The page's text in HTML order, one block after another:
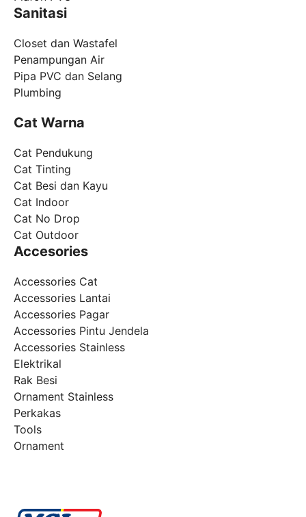
Sanitasi
Closet dan Wastafel
Penampungan Air
Pipa PVC dan Selang
Plumbing
Cat Warna
Cat Pendukung
Cat Tinting
Cat Besi dan Kayu
Cat Indoor
Cat No Drop
Cat Outdoor
Accesories
Accessories Cat
Accessories Lantai
Accessories Pagar
Accessories Pintu Jendela
Accessories Stainless
Elektrikal
Rak Besi
Ornament Stainless
Perkakas
Tools
Ornament